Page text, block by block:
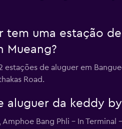
tem uma estação
Mueang?
estações de aluguer em
Road.
aluguer da keddy
Amphoe Bang Phli - In